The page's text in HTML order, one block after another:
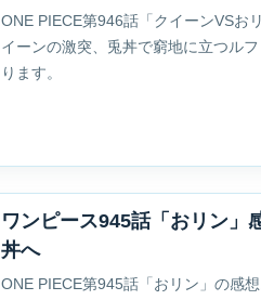
ONE PIECE第946話「クイーンVSお
イーンの激突、兎丼で窮地に立つル
ります。
ワンピース945話「おリン」
丼へ
ONE PIECE第945話「おリン」の感